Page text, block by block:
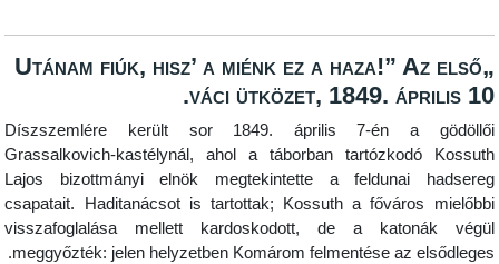
„Utánam fiúk, hisz’ a miénk ez a haza!”
váci ütközet, 1849.
Díszszemlére került sor 1849. április 7-én a
Grassalkovich-kastélynál, ahol a táborban
Lajos bizottmányi elnök megtekintette a feldunai
csapatait. Haditanácsot is tartottak; Kossuth a
visszafoglalása mellett kardoskodott, de a
meggyőzték: jelen helyzetben Komárom felmentése az